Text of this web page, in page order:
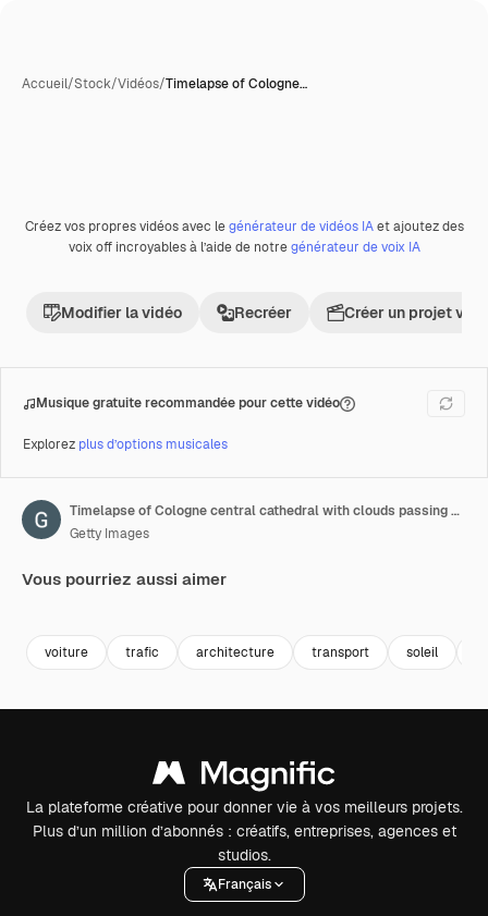
Accueil/Stock/Vidéos/Timelapse of Cologne…
Premium
Créez vos propres vidéos avec legénérateur de vidéos IAet ajoutez des
voix off incroyables à l’aide de notregénérateur de voix IA
Modifier la vidéo Recréer Créer un projet
Musique gratuite recommandée pour cette vidéo
Explorez plus d’options musicales
Timelapse of Cologne central cathedral with clouds passing by at river rhine hohenzollern bridge at sunrise
Getty Images
Vous pourriez aussi aimer
voiture trafic architecture transport soleil
La plateforme créative pour donner vie à vos meilleurs projets.
Plus d’un million d’abonnés : créatifs, entreprises, agences et
studios.
Français